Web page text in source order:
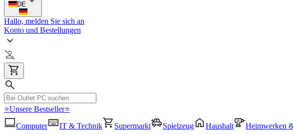
DE
Hallo, melden Sie sich an
Konto und Bestellungen
⭐Unsere Bestseller⭐
Computer
IT & Technik Supermarkt Spielzeug Haushalt Heimwerken